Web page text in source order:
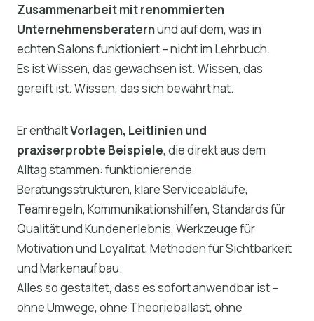
Zusammenarbeit mit renommierten
Unternehmensberaternund auf dem, was in
echten Salons funktioniert – nicht im Lehrbuch.
Es ist Wissen, das gewachsen ist. Wissen, das
gereift ist. Wissen, das sich bewährt hat.
Er enthältVorlagen, Leitlinien und
praxiserprobte Beispiele, die direkt aus dem
Alltag stammen: funktionierende
Beratungsstrukturen, klare Serviceabläufe,
Teamregeln, Kommunikationshilfen, Standards für
Qualität und Kundenerlebnis, Werkzeuge für
Motivation und Loyalität, Methoden für Sichtbarkeit
und Markenaufbau.
Alles so gestaltet, dass es sofort anwendbar ist –
ohne Umwege, ohne Theorieballast, ohne